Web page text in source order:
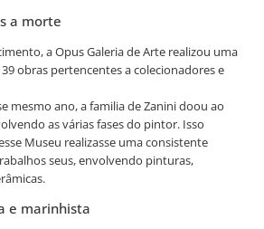
a morte
a Opus Galeria de Arte realizou uma
obras pertencentes a colecionadores e
mesmo ano, a familia de Zanini doou ao
as várias fases do pintor. Isso
Museu realizasse uma consistente
seus, envolvendo pinturas,
e marinhista